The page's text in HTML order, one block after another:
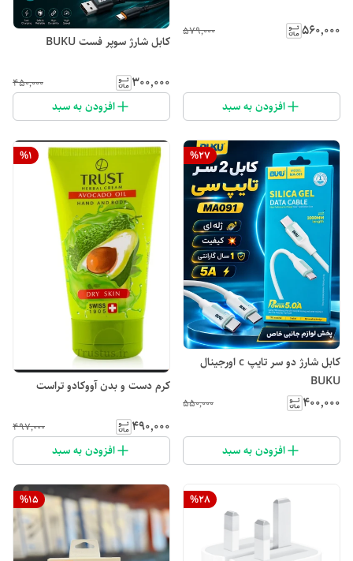
۵۶۰٬۰۰۰ ۵۷۹٬۰۰۰
افزودن به سبد
کابل شارژ سوپر فست BUKU
۳۰۰٬۰۰۰ ۴۵۰٬۰۰۰
افزودن به سبد
%27
کابل شارژ دو سر تایپ c اورجینال
BUKU
۴۰۰٬۰۰۰ ۵۵۰٬۰۰۰
افزودن به سبد
%1
کرم دست و بدن آووکادو تراست
۴۹۰٬۰۰۰ ۴۹۷٬۰۰۰
افزودن به سبد
%28
%15